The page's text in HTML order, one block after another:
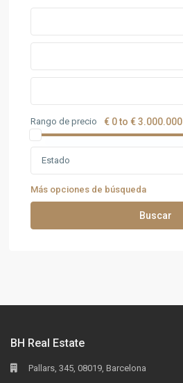
Rango de precio € 0 to € 3.000.000
Estado
Más opciones de búsqueda
Buscar
BH Real Estate
Pallars, 345, 08019, Barcelona